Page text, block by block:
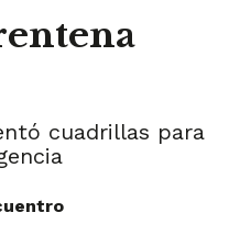
cuadrillas para